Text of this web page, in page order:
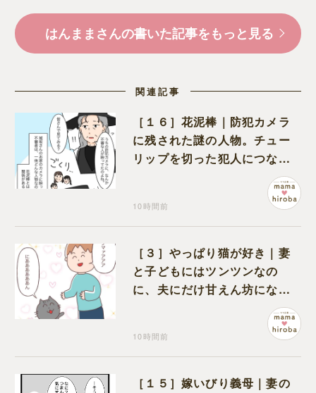
はんままさんの書いた記事をもっと見る
関連記事
［１６］花泥棒｜防犯カメラ
に残された謎の人物。チュー
リップを切った犯人につなが
る証拠になるのか期待する
10時間前
［３］やっぱり猫が好き｜妻
と子どもにはツンツンなの
に、夫にだけ甘えん坊になる
10時間前
［１５］嫁いびり義母｜妻の